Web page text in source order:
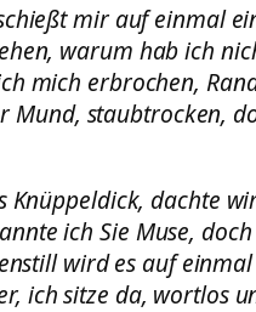
mir auf einmal
warum hab ich
mich erbrochen,
Mund, staubtrocken,
Knüppeldick, dachte
ich Sie Muse,
wird es auf
ich sitze da, wortlos